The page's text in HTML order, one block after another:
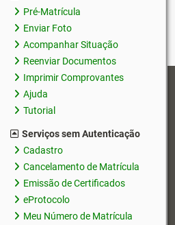
Pré-Matrícula
Enviar Foto
Acompanhar Situação
Reenviar Documentos
Imprimir Comprovantes
Ajuda
Tutorial
Serviços sem Autenticação
Cadastro
Cancelamento de Matrícula
Emissão de Certificados
eProtocolo
Meu Número de Matrícula